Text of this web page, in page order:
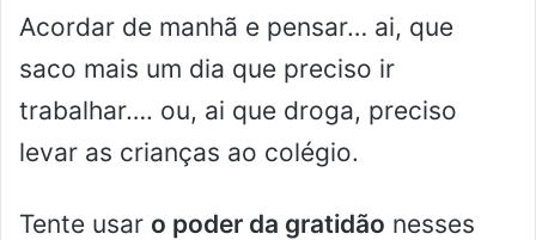
Acordar de manhã e pensar… ai, que
saco mais um dia que preciso ir
trabalhar…. ou, ai que droga, preciso
levar as crianças ao colégio.
Tente usar o poder da gratidão nesses